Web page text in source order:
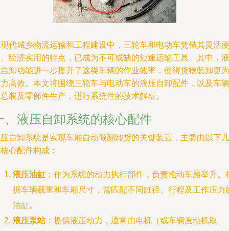
代城乡物流运输和工程建设中，三轮车和电动车凭借其灵活便
经济实用的特点，已成为不可或缺的短途运输工具。其中，液
卸功能进一步提升了这类车辆的作业效率，使得货物装卸更为
高效。本文将围绕三轮车与电动车的液压自卸配件，以及车辆
装及零部件生产，进行系统性的技术解析。
、液压自卸系统的核心配件
自卸系统是实现车厢自动倾翻卸货的关键装置，主要由以下几
心配件构成：
液压油缸 ：作为系统的动力执行部件，负责推动车厢举升。
据车辆载重和车厢尺寸，需匹配不同缸径、行程及工作压力
油缸。
液压泵站：提供液压动力，通常由电机（或车辆发动机取